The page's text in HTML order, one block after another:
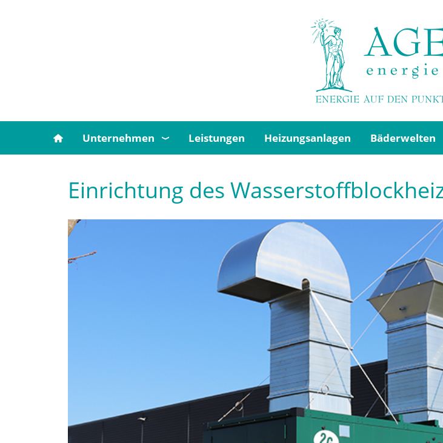
Unternehmen Leistungen Heizungsanlagen Bäderwelten
Einrichtung des